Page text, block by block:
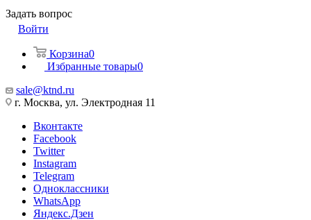
Задать вопрос
Войти
Корзина0
Избранные товары0
sale@ktnd.ru
г. Москва, ул. Электродная 11
Вконтакте
Facebook
Twitter
Instagram
Telegram
Одноклассники
WhatsApp
Яндекс.Дзен